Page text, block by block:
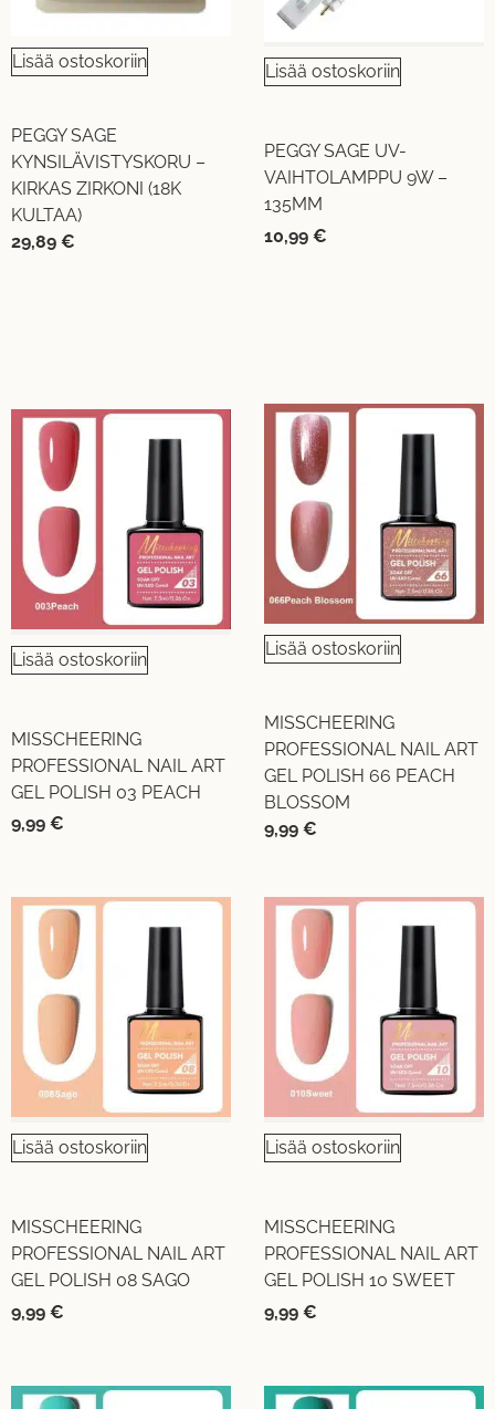
Lisää ostoskoriin
PEGGY SAGE
KYNSILÄVISTYSKORU –
KIRKAS ZIRKONI (18K
KULTAA)
29,89 €
Lisää ostoskoriin
PEGGY SAGE UV-
VAIHTOLAMPPU 9W –
135MM
10,99 €
Lisää ostoskoriin
MISSCHEERING
PROFESSIONAL NAIL ART
GEL POLISH 03 PEACH
9,99 €
Lisää ostoskoriin
MISSCHEERING
PROFESSIONAL NAIL ART
GEL POLISH 66 PEACH
BLOSSOM
9,99 €
Lisää ostoskoriin
MISSCHEERING
PROFESSIONAL NAIL ART
GEL POLISH 08 SAGO
9,99 €
Lisää ostoskoriin
MISSCHEERING
PROFESSIONAL NAIL ART
GEL POLISH 10 SWEET
9,99 €